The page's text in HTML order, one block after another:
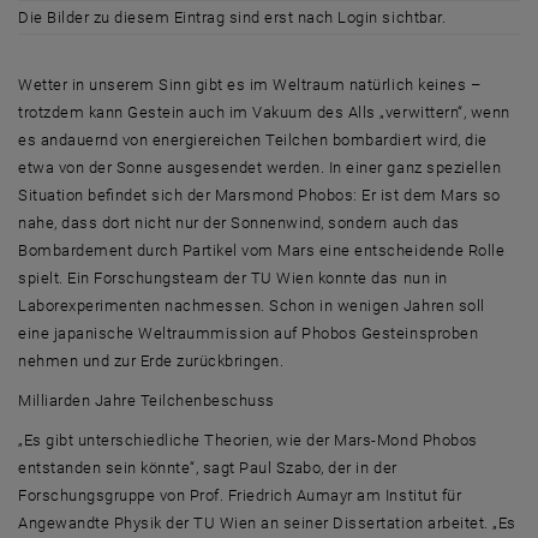
Die Bilder zu diesem Eintrag sind erst nach Login sichtbar.
Wetter in unserem Sinn gibt es im Weltraum natürlich keines –
trotzdem kann Gestein auch im Vakuum des Alls „verwittern“, wenn
es andauernd von energiereichen Teilchen bombardiert wird, die
etwa von der Sonne ausgesendet werden. In einer ganz speziellen
Situation befindet sich der Marsmond Phobos: Er ist dem Mars so
nahe, dass dort nicht nur der Sonnenwind, sondern auch das
Bombardement durch Partikel vom Mars eine entscheidende Rolle
spielt. Ein Forschungsteam der TU Wien konnte das nun in
Laborexperimenten nachmessen. Schon in wenigen Jahren soll
eine japanische Weltraummission auf Phobos Gesteinsproben
nehmen und zur Erde zurückbringen.
Milliarden Jahre Teilchenbeschuss
„Es gibt unterschiedliche Theorien, wie der Mars-Mond Phobos
entstanden sein könnte“, sagt Paul Szabo, der in der
Forschungsgruppe von Prof. Friedrich Aumayr am Institut für
Angewandte Physik der TU Wien an seiner Dissertation arbeitet. „Es